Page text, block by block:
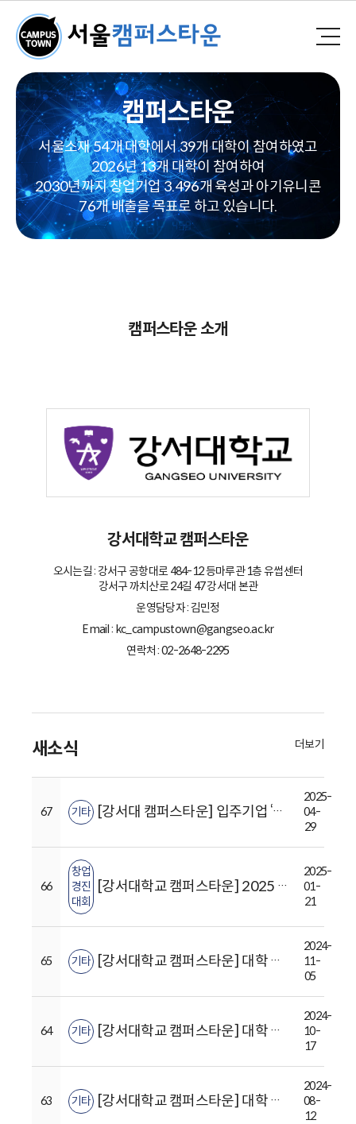
캠퍼스타운
서울소재 54개 대학에서 39개 대학이 참여하였고
2026년 13개 대학이 참여하여
2030년까지 창업기업 3.496개 육성과 아기유니콘
76개 배출을 목표로 하고 있습니다.
캠퍼스타운 소개
강서대학교 캠퍼스타운
오시는길 : 강서구 공항대로 484-12 등마루관 1층 유썹센터
강서구 까치산로 24길 47 강서대 본관
운영담당자 : 김민정
Email : kc_campustown@gangseo.ac.kr
연락처 : 02-2648-2295
새소식 더보기
67 기타 [강서대 캠퍼스타운] 입주기업 ‘판컴퍼니’ 공연 홍보 [‘버추얼 아바타X오페라’ 융합 시도한 판타지 가족오페라 ‘안녕, 나의 별님에게’ ]
2025-
04-
29
66
창업
경진
대회
[강서대학교 캠퍼스타운] 2025 GSU 입주경진대회 참가자 모집(~02.10. 13시까지)
2025-
01-
21
65 기타 [강서대학교 캠퍼스타운] 대학 특화 창업 지원 프로그램 특강 안내
2024-
11-
05
64 기타 [강서대학교 캠퍼스타운] 대학 특화 창업 지원 프로그램 특강 안내
2024-
10-
17
63 기타 [강서대학교 캠퍼스타운] 대학 특화 창업 프로그램 특강 안내
2024-
08-
12